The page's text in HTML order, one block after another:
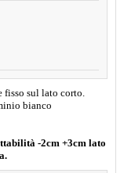
sul lato corto.
bianco
-2cm +3cm lato